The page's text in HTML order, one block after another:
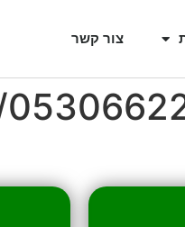
צור קשר